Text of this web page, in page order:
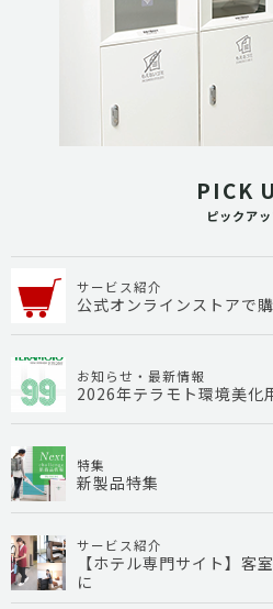
PICK
ピックア
サービス紹介
公式オンラインストアで
お知らせ・最新情報
2026年テラモト環境美化
特集
新製品特集
サービス紹介
【ホテル専門サイト】客
に